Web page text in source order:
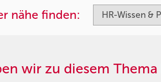
nähe finden:
wir zu diesem